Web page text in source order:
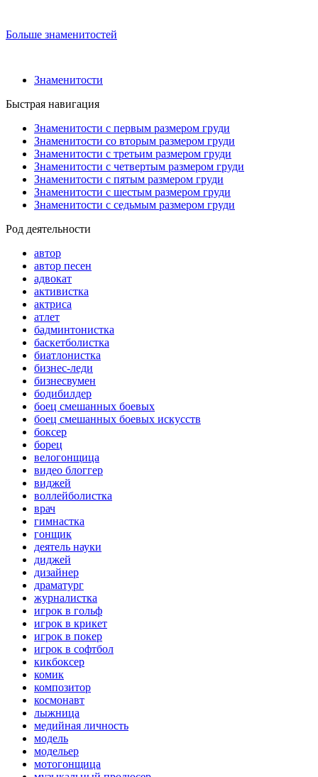
Больше знаменитостей
Знаменитости
Быстрая навигация
Знаменитости с первым размером груди
Знаменитости со вторым размером груди
Знаменитости с третьим размером груди
Знаменитости с четвертым размером груди
Знаменитости с пятым размером груди
Знаменитости с шестым размером груди
Знаменитости с седьмым размером груди
Род деятельности
автор
автор песен
адвокат
активистка
актриса
атлет
бадминтонистка
баскетболистка
биатлонистка
бизнес-леди
бизнесвумен
бодибилдер
боец смешанных боевых
боец смешанных боевых искусств
боксер
борец
велогонщица
видео блоггер
виджей
воллейболистка
врач
гимнастка
гонщик
деятель науки
диджей
дизайнер
драматург
журналистка
игрок в гольф
игрок в крикет
игрок в покер
игрок в софтбол
кикбоксер
комик
композитор
космонавт
лыжница
медийная личность
модель
модельер
мотогонщица